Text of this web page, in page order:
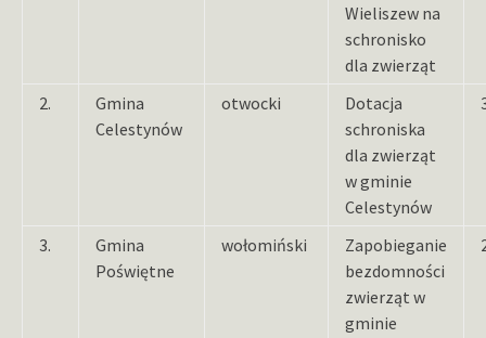
Wieliszew na
schronisko
dla zwierząt
2.
Gmina
Celestynów
otwocki
Dotacja
schroniska
dla zwierząt
w gminie
Celestynów
3.
Gmina
Poświętne
wołomiński
Zapobieganie
bezdomności
zwierząt w
gminie